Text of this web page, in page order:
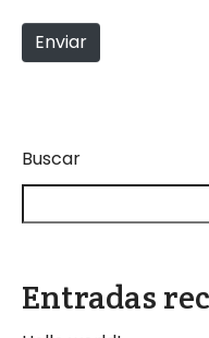
l
e
r
ó
n
c
w
Enviar
Buscar
Entradas